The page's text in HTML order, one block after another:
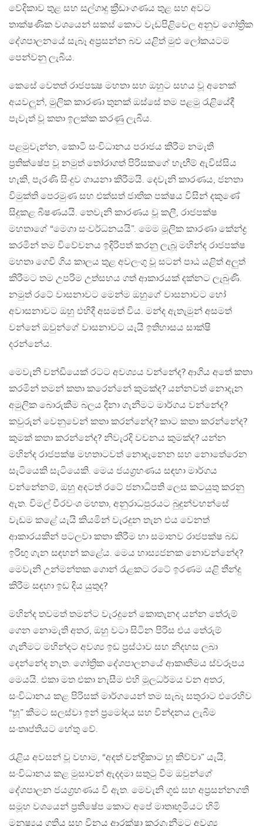
වේදිකාව තුළ සහ සල්ගාදු ක්‍රීඩාංගණය තුළ සහ අවට
තාක්ෂණික වශයෙන් සකස් කොට වැඩපිළිවෙල අනුව ගෝත්‍රික
දේශපාලනයේ සැබෑ අප්‍රසන්න බව යළිත් මුළු ලෝකයටම
පෙන්වනු ලැබීය.
කෙසේ වෙතත් රාජපක්‍ෂ මහතා සහ ඔහුට සහය වූ අනෙක්
අයවලුන්, මුලික කාරණා තුනක් ඔස්සේ තම පළමු රැළියේදී
පැවැත් වූ කතා ඉලක්ක කරණු ලැබීය.
පළමුවැන්න, කොටි සංවිධානය පරාජය කිරීම නමැති
ප්‍රතික්ෂේප වූ නමුත් තෝරාගත් පිරිසකගේ හැඟීම් ඇවිස්සිය
හැකි, පැරණි සිංදුව ගායනා කිරීමයි. දෙවැනි කාරණය, ජනතා
විමුක්ති පෙරමුණ සහ එක්සත් ජාතික පක්ෂය විසින් දකුණේ
සිදුකළ බීෂණයයි. තෙවැනි කාරණය වූ කලී, රාජපක්ෂ
මහතාගේ “මෙගා සංවර්ධනයයි”. මෙම මූලික කාරණා කේන්ද්‍ර
කරමින් තම විවේචනය ඉදිරිපත් කරනු ලැබූ මහින්ද රාජපක්ෂ
මහතා ගෙවී ගිය කාලය තුළ අවලංගු වූ සටන් පාඨ යළිත් අලුත්
කිරීමට තම උපරිම උත්සහය ගත් ආකාරයක් දක්නට ලැබුණි.
නමුත් රටේ වාසනාවට මෙන්ම ඔහුගේ වාසනාවට හෝ
අවාසනාවට ඔහු එහිදී අසමත් විය. මන්ද ඇතැමුන් අසමත්
වන්නේ ඔවුන්ගේ වාසනාවට යැයි ඉතිහාසය සාක්ෂි
දරන්නේය.
මෙවැනි චන්ඩියෙක් රටට අවශ්‍යය වන්නේද? ආගිය අතේ කතා
කරමින් තමන් කතා කරෙන්නේ කුමක්ද? යන්නවත් නොදැන
අමුලික බොරුකීම බලය දිනා ගැනීමට මාර්ගය වන්නේද?
කවුරුන් වෙනුවෙන් කතා කරන්නේද? කාට කතා කරන්නේද?
කුමක් කතා කරන්නේද? නිවැරදි වචනය කුමක්ද? යන්න
මහින්ද රාජපක්ෂ මහතාටවත් නොදැනෙන සහ නොතේරෙන
සැටියෙකි සැටියෙකි. මෙය ජයග්‍රහණය සඳහා මාර්ගය
වන්නේනම්, ඔහු අදටත් රටේ ජනාධිපති ලෙස කටයුතු කරනු
ඇත. විමල් වීරවංශ මහතා, අනුරාධපුරයට බුදුන්වහන්සේ
වැඩම කළේ යැයි කියමින් වැරදුන තැන එය වෙනත්
ආකාරයකින් පටලවා කතා කිරීම හා සමානව රාජපක්ෂ බඩ
ඉරිඟු ගැන සඳහන් කළේය. මෙය හාස්‍යජනක නොවන්නේද?
මෙවැනි උන්මන්තක ගොන් රැළකට රටේ ඉරණම යළි තීන්දු
කිරීම සඳහා ඉඩ දිය යුතුද?
මහින්ද තවමත් තමන්ට වැරදුනේ කොතැනද යන්න තේරුම්
ගෙන නොමැති අතර, ඔහු වටා සිටින පිරිස එය තේරුම්
ගැනීමට මහින්දට අවශ්‍ය ඉඩ ප්‍රස්ථාව සහ නිදහස ලබා
දෙන්නේද නැත. ගෝත්‍රික දේශපාලනයේ ආකෘතිමය ස්වරූපය
මෙයයි. එකා මත එකා නැසීම එහි මූලධර්මය වන අතර,
සංවිධානය කළ පිරිසක් මාර්ගයෙන් තම සැබෑ සතුරාට එරෙහිව
“හූ” කීමට සලස්වා ඉන් ප්‍රමෝදය සහ වින්දනය ලැබීම
සංතෘප්තියට හේතු වේ.
රැළිය අවසන් වූ වහාම, “අදත් චන්ද්‍රිකාට හූ කිව්වා” යැයි,
සංවිධානය කළ මුසාවන් ඇදදමා සතුටු වීම ඔවුන්ගේ
දේශපාලන ජයග්‍රහණය වී ඇත. මෙවැනි ගූඪ සහ අප්‍රසන්නගති
සමූහ වශයෙන් ප්‍රතිෂේප කොට අපේ මාතෘභූමියට හිමි
මනුෂ්‍යය ගතිය සහ විනය ආරක්ෂා කරගැනීමට අවශ්‍ය